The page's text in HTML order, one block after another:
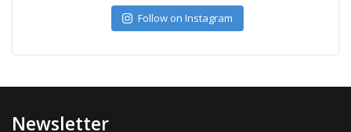
Follow on Instagram
Newsletter